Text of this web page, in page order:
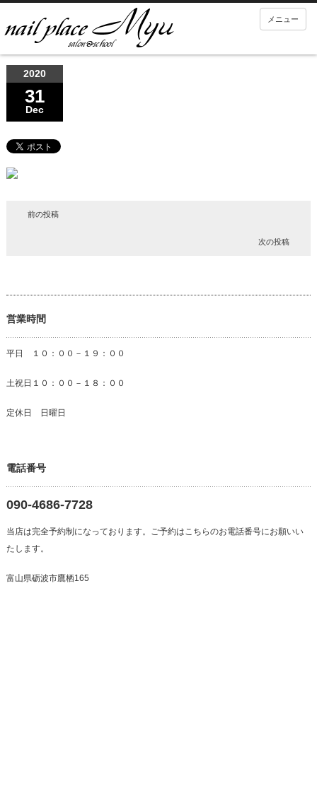
メニュー
2020
31
Dec
前の投稿
次の投稿
営業時間
平日 １０：００－１９：００
土祝日１０：００－１８：００
定休日 日曜日
電話番号
090-4686-7728
当店は完全予約制になっております。ご予約はこちらのお電話番号にお願いい
たします。
富山県砺波市鷹栖165